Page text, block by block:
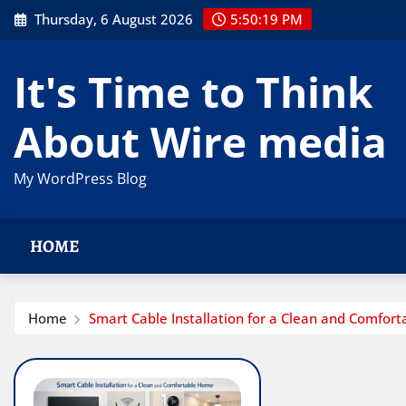
Skip
to
Thursday, 6 August 2026 5:50:19 PM
It's Time to Think
About Wire media
My WordPress Blog
HOME
Home Smart Cable Installation for a Clean and